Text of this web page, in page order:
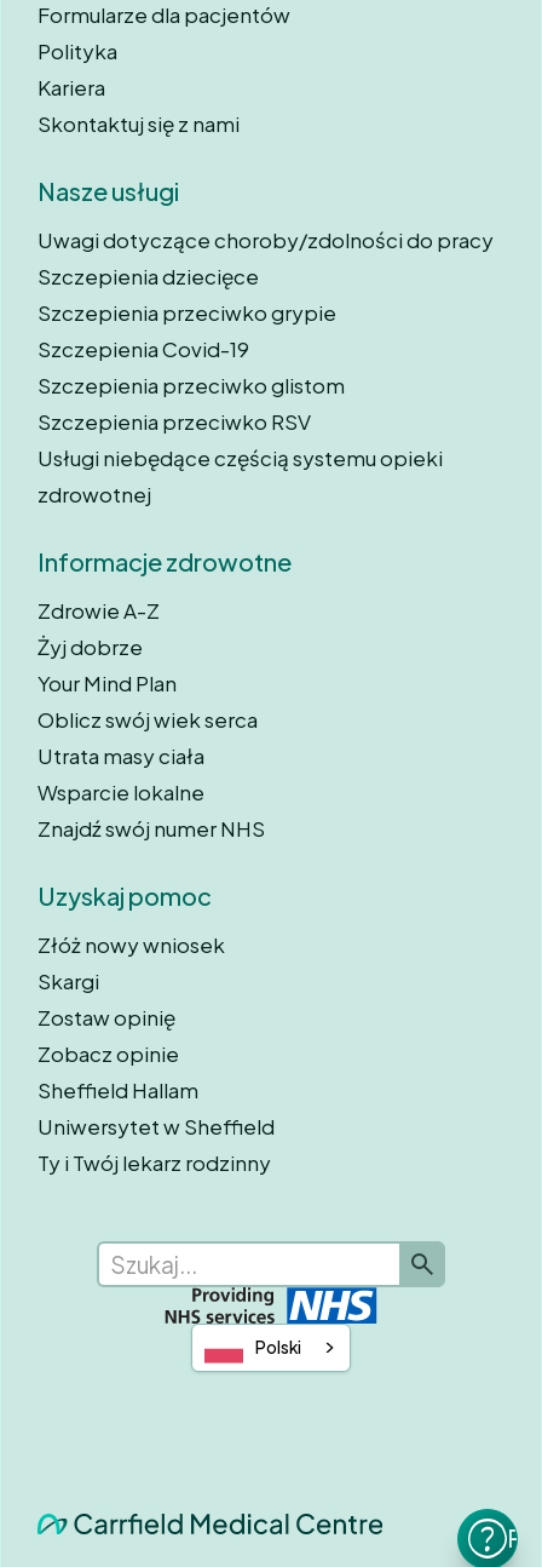
Formularze dla pacjentów
Polityka
Kariera
Skontaktuj się z nami
Nasze usługi
Uwagi dotyczące choroby/zdolności do pracy
Szczepienia dziecięce
Szczepienia przeciwko grypie
Szczepienia Covid-19
Szczepienia przeciwko glistom
Szczepienia przeciwko RSV
Usługi niebędące częścią systemu opieki
zdrowotnej
Informacje zdrowotne
Zdrowie A-Z
Żyj dobrze
Your Mind Plan
Oblicz swój wiek serca
Utrata masy ciała
Wsparcie lokalne
Znajdź swój numer NHS
Uzyskaj pomoc
Złóż nowy wniosek
Skargi
Zostaw opinię
Zobacz opinie
Sheffield Hallam
Uniwersytet w Sheffield
Ty i Twój lekarz rodzinny
Polski